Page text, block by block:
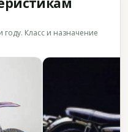
Класс и назначение